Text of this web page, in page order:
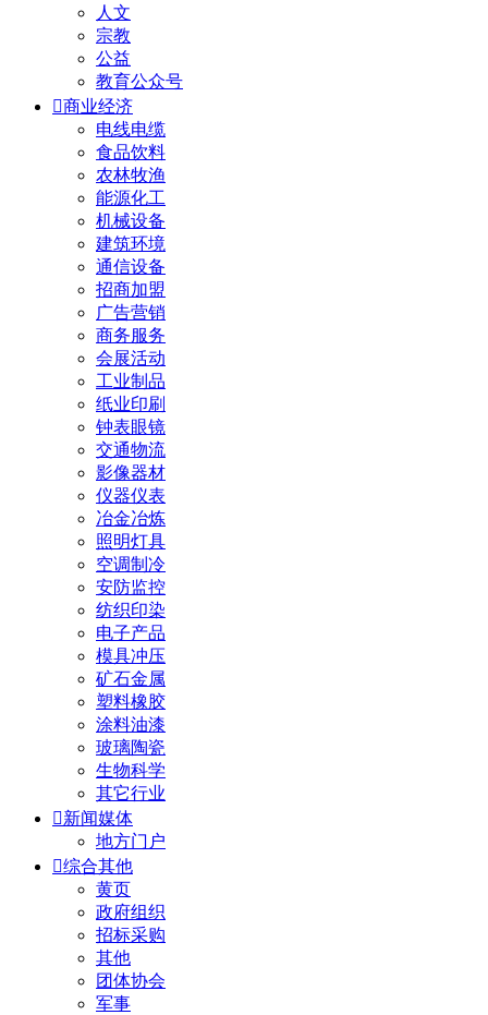
人文
宗教
公益
教育公众号
商业经济
电线电缆
食品饮料
农林牧渔
能源化工
机械设备
建筑环境
通信设备
招商加盟
广告营销
商务服务
会展活动
工业制品
纸业印刷
钟表眼镜
交通物流
影像器材
仪器仪表
冶金冶炼
照明灯具
空调制冷
安防监控
纺织印染
电子产品
模具冲压
矿石金属
塑料橡胶
涂料油漆
玻璃陶瓷
生物科学
其它行业
新闻媒体
地方门户
综合其他
黄页
政府组织
招标采购
其他
团体协会
军事